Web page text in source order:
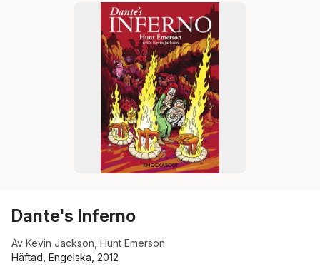
Dante's Inferno
Av Kevin Jackson Hunt Emerson
Häftad, Engelska, 2012